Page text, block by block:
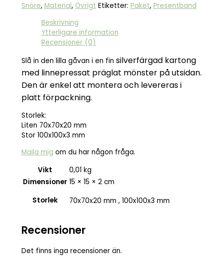
Snöre, Material, Övrigt Etiketter: Paket, Presentband
Beskrivning
Ytterligare information
Recensioner (0)
Slå in den lilla gåvan i en fin silverfärgad kartong
med linnepressat präglat mönster på utsidan.
Den är enkel att montera och levereras i
platt förpackning.
Storlek:
Liten 70x70x20 mm
Stor 100x100x3 mm
Maila mig om du har någon fråga.
Vikt
0,01 kg
Dimensioner 15 × 15 × 2 cm
Storlek
70x70x20 mm , 100x100x3 mm
Recensioner
Det finns inga recensioner än.